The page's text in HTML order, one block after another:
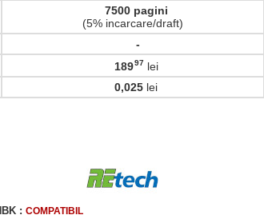
7500 pagini
(5% incarcare/draft)
-
189,97 lei
0,025 lei
: COMPATIBIL